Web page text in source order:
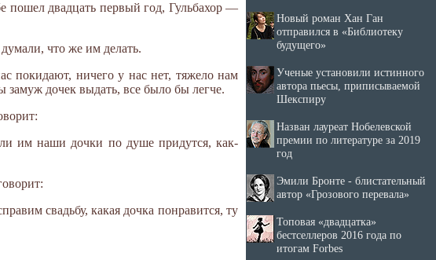
пошел двадцать первый год, Гульбахор —
что же им делать.
покидают, ничего у нас нет, тяжело нам
дочек выдать, все было бы легче.
им наши дочки по душе придутся, как-
свадьбу, какая дочка понравится, ту
Новый роман Хан Ган
отправился в «Библиотеку
будущего»
Ученые установили истинного
автора пьесы, приписываемой
Шекспиру
Назван лауреат Нобелевской
премии по литературе за 2019
год
Эмили Бронте - блистательный
автор «Грозового перевала»
Топовая «двадцатка»
бестселлеров 2016 года по
итогам Forbes